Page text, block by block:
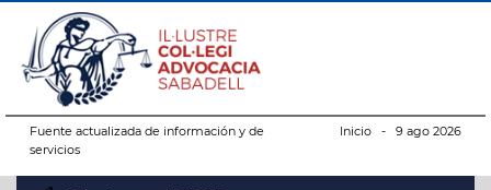
Fuente actualizada de información y de
servicios
Inicio- 9 ago 2026